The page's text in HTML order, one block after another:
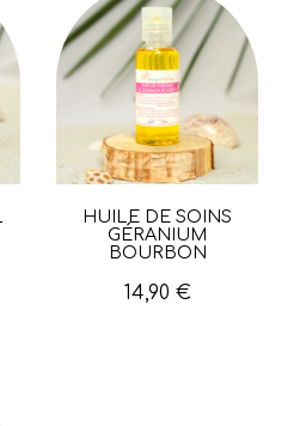
Aperçu rapide
HUILE DE SOINS
GÉRANIUM
BOURBON
14,90 €